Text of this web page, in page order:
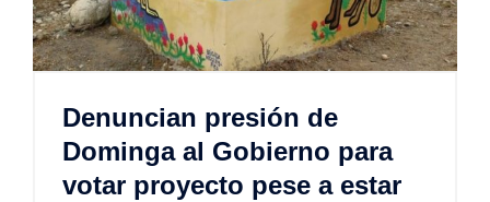
Denuncian presión de
Dominga al Gobierno para
votar proyecto pese a estar